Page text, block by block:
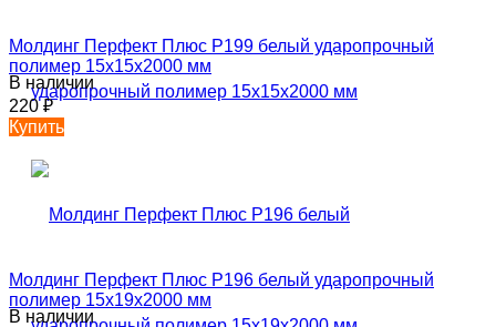
Молдинг Перфект Плюс P199 белый ударопрочный
полимер 15х15х2000 мм
В наличии
220₽
Купить
Молдинг Перфект Плюс P196 белый ударопрочный
полимер 15х19х2000 мм
В наличии